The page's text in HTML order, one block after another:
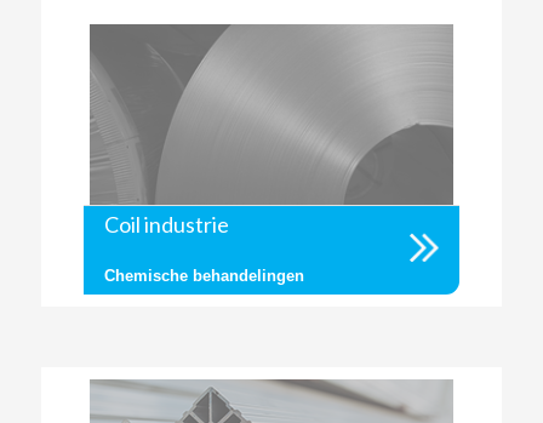
Coil industrie
Chemische behandelingen